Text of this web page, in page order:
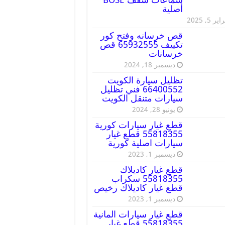
أصلية
5, 2025
قص خرسانه وفتح كور
تكييف 65932555 قص
خرسانات
ديسمبر 18, 2024
تظليل سيارة الكويت
66400552 فني تظليل
سيارات متنقل الكويت
يونيو 28, 2024
قطع غيار سيارات كورية
55818355 قطع غيار
سيارات اصلية كورية
ديسمبر 1, 2023
قطع غيار كاديلاك
55818355 سكراب
قطع غيار كاديلاك رخيص
ديسمبر 1, 2023
قطع غيار سيارات المانية